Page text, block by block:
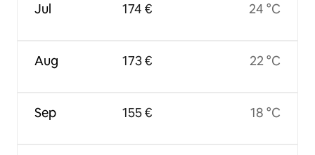
Jul
Aug
Sep
174 €
173 €
155 €
24 °C
22 °C
18 °C